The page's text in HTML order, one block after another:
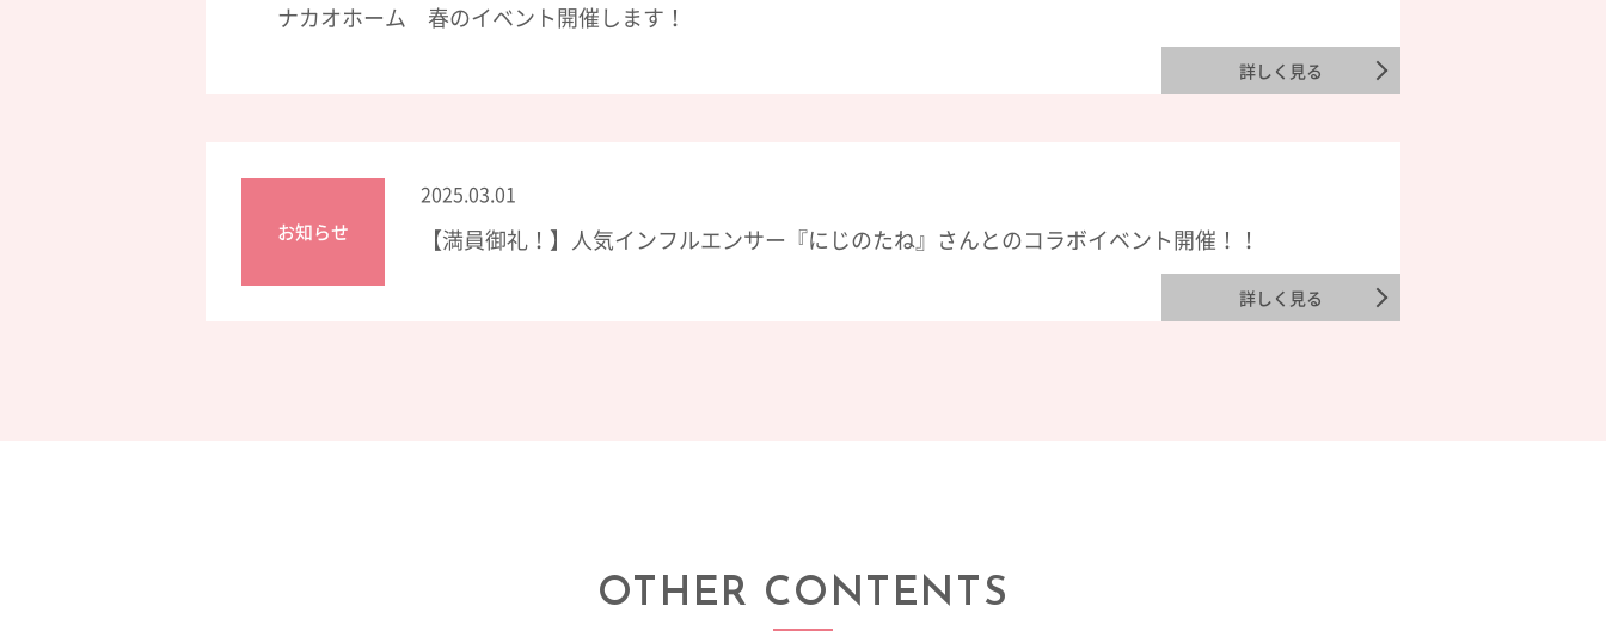
ナカオホーム 春のイベント開催します！
詳しく見る
お知らせ
2025.03.01
【満員御礼！】人気インフルエンサー『にじのたね』さんとのコラボイベント開催！！
詳しく見る
OTHER CONTENTS